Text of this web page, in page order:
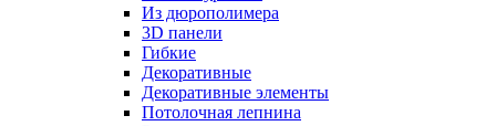
Из дюрополимера
3D панели
Гибкие
Декоративные
Декоративные элементы
Потолочная лепнина